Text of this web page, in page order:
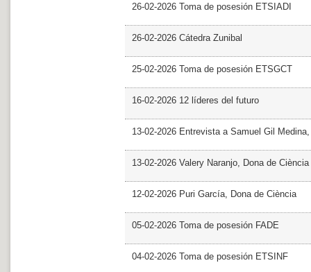
26-02-2026 Toma de posesión ETSIADI
26-02-2026 Cátedra Zunibal
25-02-2026 Toma de posesión ETSGCT
16-02-2026 12 líderes del futuro
13-02-2026 Entrevista a Samuel Gil
13-02-2026 Valery Naranjo, Dona de Ciència
12-02-2026 Puri García, Dona de Ciència
05-02-2026 Toma de posesión FADE
04-02-2026 Toma de posesión ETSINF